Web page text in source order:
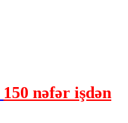
150 nəfər işdən